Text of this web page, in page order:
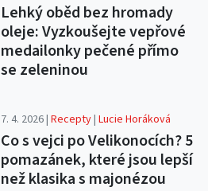
Lehký oběd bez hromady
oleje: Vyzkoušejte vepřové
medailonky pečené přímo
se zeleninou
7. 4. 2026 |Recepty|Lucie Horáková
Co s vejci po Velikonocích? 5
pomazánek, které jsou lepší
než klasika s majonézou